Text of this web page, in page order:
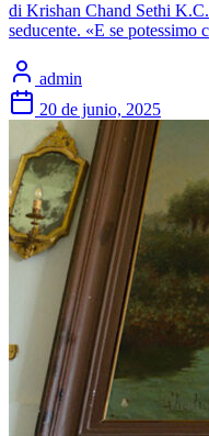
di Krishan Chand Sethi
seducente. «E se
admin
20 de junio, 2025